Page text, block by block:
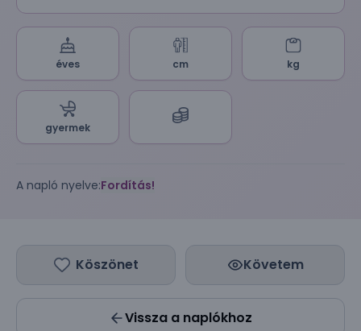
éves cm kg
gyermek
A napló nyelve:Fordítás!
Köszönet Követem
Vissza a naplókhoz